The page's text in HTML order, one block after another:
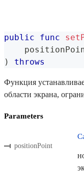
public func
)
throws
Функция
области экрана,
Parameters
positionPoint